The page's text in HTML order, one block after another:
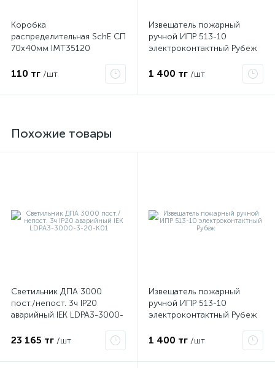
Коробка
распределительная SchE СП
70х40мм IMT35120
110 тг /шт
Извещатель пожарный
ручной ИПР 513-10
электроконтактный Рубеж
1 400 тг /шт
Похожие товары
Светильник ДПА 3000
пост./непост. 3ч IP20
аварийный IEK LDPA3-3000-
23 165 тг /шт
Извещатель пожарный
ручной ИПР 513-10
электроконтактный Рубеж
1 400 тг /шт